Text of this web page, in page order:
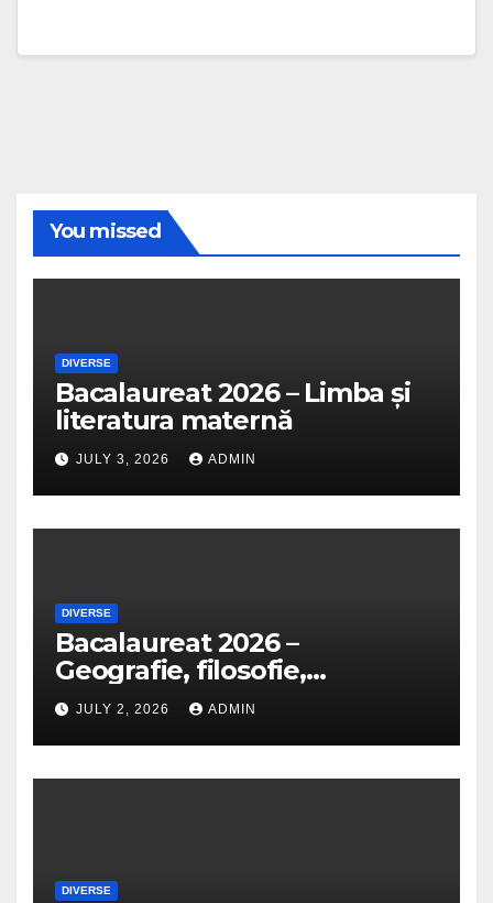
You missed
DIVERSE
Bacalaureat 2026 – Limba și
literatura maternă
JULY 3, 2026 ADMIN
DIVERSE
Bacalaureat 2026 –
Geografie, filosofie,
economie, logică, psihologie,
sociologie, fizică, chimie,
biologie, anatomie și
informatică
JULY 2, 2026 ADMIN
DIVERSE